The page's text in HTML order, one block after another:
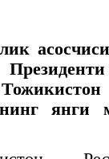
янги